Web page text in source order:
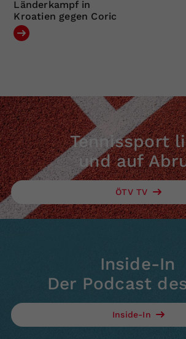
Länderkampf in
Kroatien gegen Coric
Tennissport
und auf
ÖTV TV
Inside-In
Der Podcast
Inside-In